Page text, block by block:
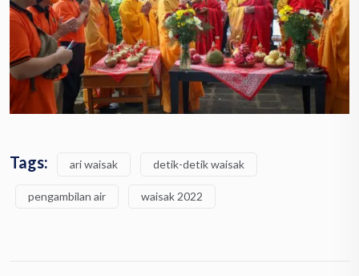
Tags: ari waisak detik-detik waisak
pengambilan air waisak 2022